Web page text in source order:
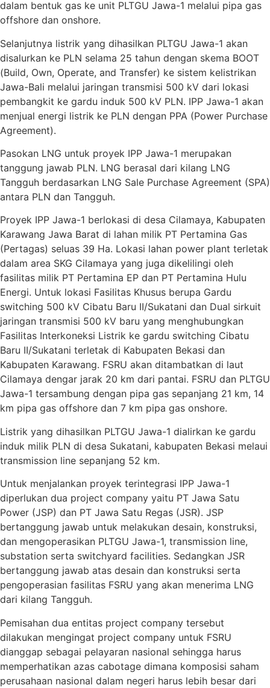
dalam bentuk gas ke unit PLTGU Jawa-1 melalui pipa gas
offshore dan onshore.
Selanjutnya listrik yang dihasilkan PLTGU Jawa-1 akan
disalurkan ke PLN selama 25 tahun dengan skema BOOT
(Build, Own, Operate, and Transfer) ke sistem kelistrikan
Jawa-Bali melalui jaringan transmisi 500 kV dari lokasi
pembangkit ke gardu induk 500 kV PLN. IPP Jawa-1 akan
menjual energi listrik ke PLN dengan PPA (Power Purchase
Agreement).
Pasokan LNG untuk proyek IPP Jawa-1 merupakan
tanggung jawab PLN. LNG berasal dari kilang LNG
Tangguh berdasarkan LNG Sale Purchase Agreement (SPA)
antara PLN dan Tangguh.
Proyek IPP Jawa-1 berlokasi di desa Cilamaya, Kabupaten
Karawang Jawa Barat di lahan milik PT Pertamina Gas
(Pertagas) seluas 39 Ha. Lokasi lahan power plant terletak
dalam area SKG Cilamaya yang juga dikelilingi oleh
fasilitas milik PT Pertamina EP dan PT Pertamina Hulu
Energi. Untuk lokasi Fasilitas Khusus berupa Gardu
switching 500 kV Cibatu Baru II/Sukatani dan Dual sirkuit
jaringan transmisi 500 kV baru yang menghubungkan
Fasilitas Interkoneksi Listrik ke gardu switching Cibatu
Baru II/Sukatani terletak di Kabupaten Bekasi dan
Kabupaten Karawang. FSRU akan ditambatkan di laut
Cilamaya dengar jarak 20 km dari pantai. FSRU dan PLTGU
Jawa-1 tersambung dengan pipa gas sepanjang 21 km, 14
km pipa gas offshore dan 7 km pipa gas onshore.
Listrik yang dihasilkan PLTGU Jawa-1 dialirkan ke gardu
induk milik PLN di desa Sukatani, kabupaten Bekasi melaui
transmission line sepanjang 52 km.
Untuk menjalankan proyek terintegrasi IPP Jawa-1
diperlukan dua project company yaitu PT Jawa Satu
Power (JSP) dan PT Jawa Satu Regas (JSR). JSP
bertanggung jawab untuk melakukan desain, konstruksi,
dan mengoperasikan PLTGU Jawa-1, transmission line,
substation serta switchyard facilities. Sedangkan JSR
bertanggung jawab atas desain dan konstruksi serta
pengoperasian fasilitas FSRU yang akan menerima LNG
dari kilang Tangguh.
Pemisahan dua entitas project company tersebut
dilakukan mengingat project company untuk FSRU
dianggap sebagai pelayaran nasional sehingga harus
memperhatikan azas cabotage dimana komposisi saham
perusahaan nasional dalam negeri harus lebih besar dari